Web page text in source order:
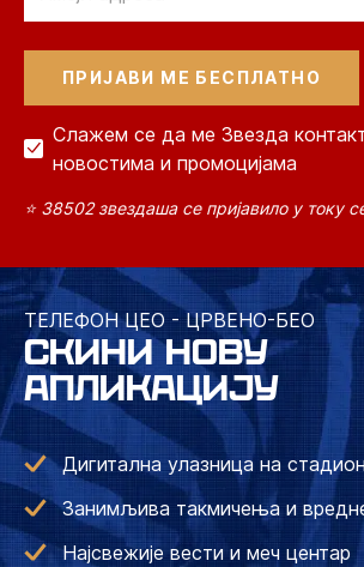
Слажем се да ме Звезда
новостима и промоцијама
⭐ 38502 звездаша се пријавило у току
ТЕЛЕФОН ЦЕО - ЦРВЕНО-БЕО
СКИНИ НОВУ
АПЛИКАЦИЈУ
Дигитална улазница на стадион
Занимљива такмичења и
Најсвежије вести и меч центар